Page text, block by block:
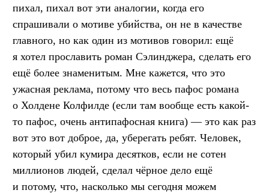
пихал, пихал вот эти аналогии, когда его
спрашивали о мотиве убийства, он не в качестве
главного, но как один из мотивов говорил: ещё
я хотел прославить роман Сэлинджера, сделать его
ещё более знаменитым. Мне кажется, что это
ужасная реклама, потому что весь пафос романа
о Холдене Колфилде (если там вообще есть какой-
то пафос, очень антипафосная книга) — это как раз
вот это вот доброе, да, уберегать ребят. Человек,
который убил кумира десятков, если не сотен
миллионов людей, сделал чёрное дело ещё
и потому, что, насколько мы сегодня можем